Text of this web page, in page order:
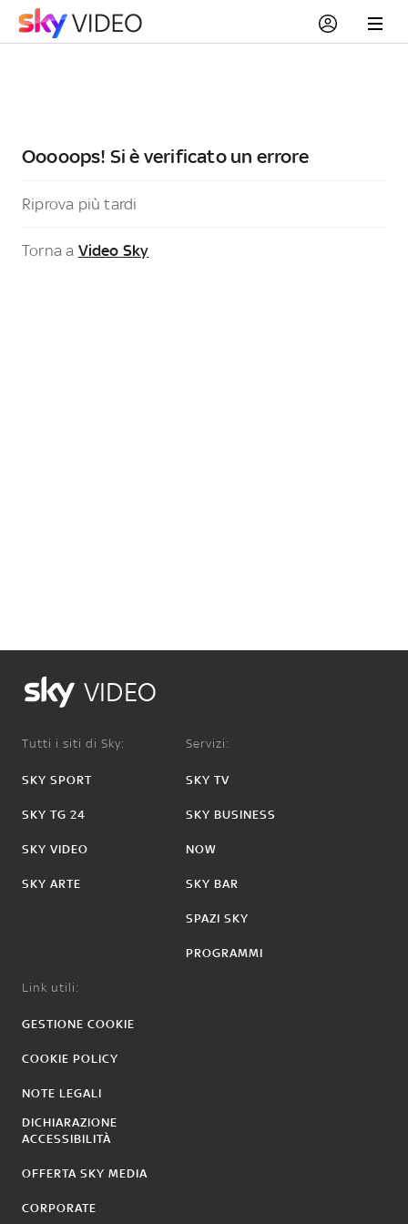
Ooooops! Si è verificato un errore
Riprova più tardi
Torna a Video Sky
VIDEO
Tutti i siti di Sky:
SKY SPORT
SKY TG 24
SKY VIDEO
SKY ARTE
Servizi:
SKY TV
SKY BUSINESS
NOW
SKY BAR
SPAZI SKY
PROGRAMMI
Link utili:
GESTIONE COOKIE
COOKIE POLICY
NOTE LEGALI
DICHIARAZIONE
ACCESSIBILITÀ
OFFERTA SKY MEDIA
CORPORATE